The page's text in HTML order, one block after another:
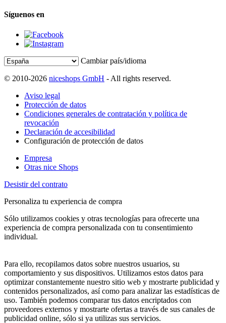
Síguenos en
Cambiar país/idioma
© 2010-2026 niceshops GmbH - All rights reserved.
Aviso legal
Protección de datos
Condiciones generales de contratación y política de
revocación
Declaración de accesibilidad
Configuración de protección de datos
Empresa
Otras nice Shops
Desistir del contrato
Personaliza tu experiencia de compra
Sólo utilizamos cookies y otras tecnologías para ofrecerte una
experiencia de compra personalizada con tu consentimiento
individual.
Para ello, recopilamos datos sobre nuestros usuarios, su
comportamiento y sus dispositivos. Utilizamos estos datos para
optimizar constantemente nuestro sitio web y mostrarte publicidad y
contenidos personalizados, así como para analizar las estadísticas de
uso. También podemos comparar tus datos encriptados con
proveedores externos y mostrarte ofertas a través de sus canales de
publicidad online, sólo si ya utilizas sus servicios.